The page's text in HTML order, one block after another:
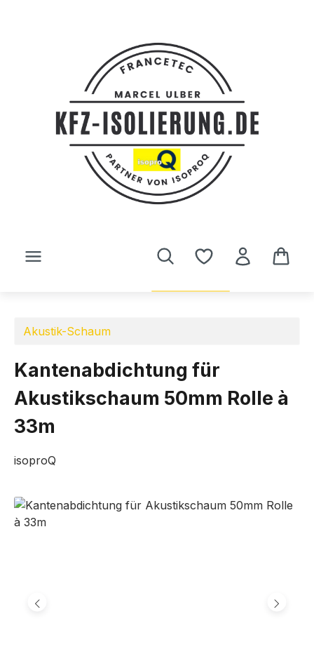
Akustik-Schaum
Kantenabdichtung für
Akustikschaum 50mm Rolle à
33m
isoproQ
Bildergalerie überspringen